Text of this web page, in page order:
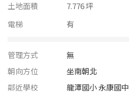
高雄市
澎湖縣
40~50 坪
80坪以上
~
土地面積
7.776 坪
電梯
有
管理方式
無
朝向方位
坐南朝北
鄰近學校
龍潭國小 永康國中